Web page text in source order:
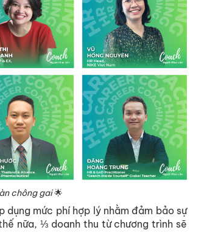
chông gai🌟
dụng mức phí hợp lý nhằm đảm bảo sự
nữa, ⅓ doanh thu từ chương trình sẽ